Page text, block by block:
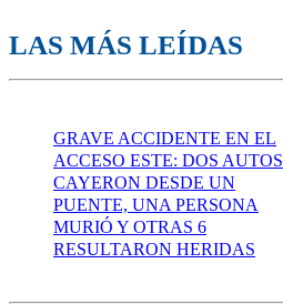
LAS MÁS LEÍDAS
GRAVE ACCIDENTE EN EL
ACCESO ESTE: DOS AUTOS
CAYERON DESDE UN
PUENTE, UNA PERSONA
MURIÓ Y OTRAS 6
RESULTARON HERIDAS